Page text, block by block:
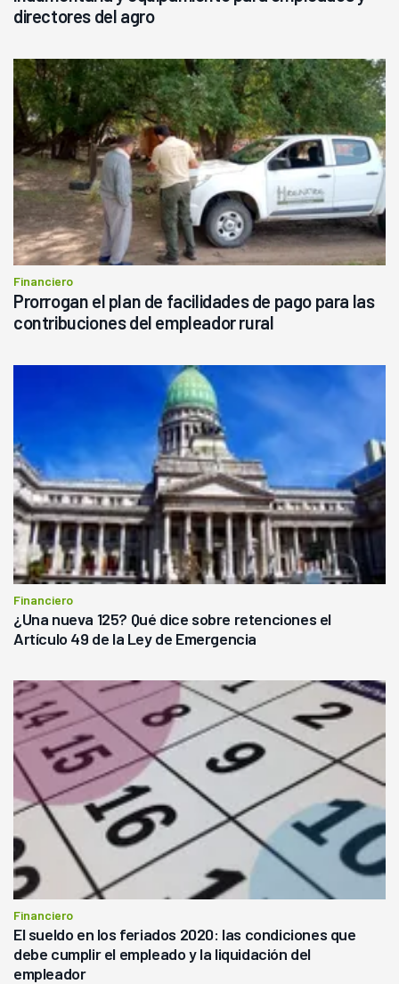
directores del agro
Financiero
Prorrogan el plan de facilidades de pago para las
contribuciones del empleador rural
Financiero
¿Una nueva 125? Qué dice sobre retenciones el
Artículo 49 de la Ley de Emergencia
Financiero
El sueldo en los feriados 2020: las condiciones que
debe cumplir el empleado y la liquidación del
empleador